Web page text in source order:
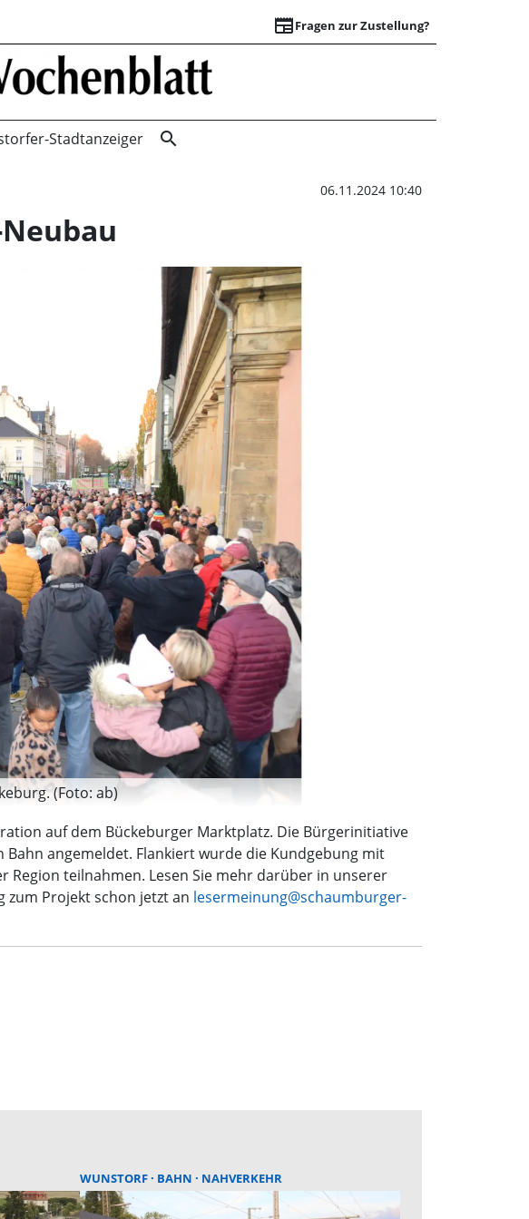
newspaperFragen zur Zustellung?
500
Stadtanzeiger search
06.11.2024 10:40
(Foto: ab)
auf dem Bückeburger Marktplatz. Die Bürgerinitiative
angemeldet. Flankiert wurde die Kundgebung mit
Region teilnahmen. Lesen Sie mehr darüber in unserer
zum Projekt schon jetzt an lesermeinung@schaumburger-
WUNSTORF BAHN NAHVERKEHR